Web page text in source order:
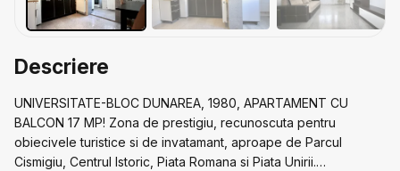
Descriere
UNIVERSITATE-BLOC DUNAREA, 1980, APARTAMENT CU
BALCON 17 MP! Zona de prestigiu, recunoscuta pentru
obiecivele turistice si de invatamant, aproape de Parcul
Cismigiu, Centrul Istoric, Piata Romana si Piata Unirii.